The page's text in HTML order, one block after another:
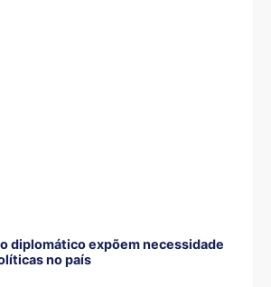
diplomático expõem necessidade
no país